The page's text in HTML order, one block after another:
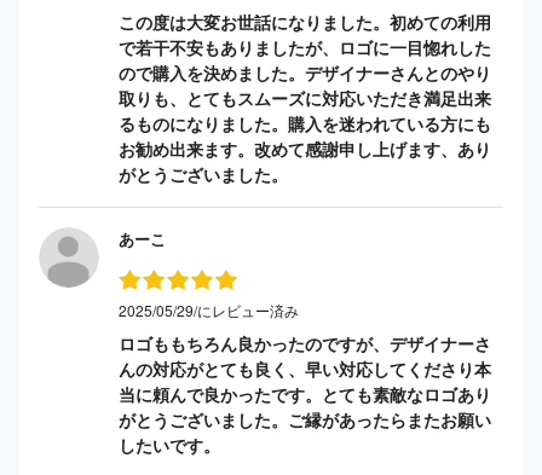
この度は大変お世話になりました。初めての利用
で若干不安もありましたが、ロゴに一目惚れした
ので購入を決めました。デザイナーさんとのやり
取りも、とてもスムーズに対応いただき満足出来
るものになりました。購入を迷われている方にも
お勧め出来ます。改めて感謝申し上げます、あり
がとうございました。
あーこ
2025/05/29/にレビュー済み
ロゴももちろん良かったのですが、デザイナーさ
んの対応がとても良く、早い対応してくださり本
当に頼んで良かったです。とても素敵なロゴあり
がとうございました。ご縁があったらまたお願い
したいです。